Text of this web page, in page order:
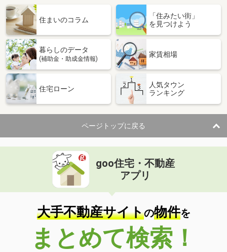
住まいのコラム
「住みたい街」
を見つけよう
暮らしのデータ
(補助金・助成金情報)
家賃相場
住宅ローン
人気タウン
ランキング
ページトップに戻る
goo住宅・不動産
アプリ
大手不動産サイトの物件を
まとめて検索！